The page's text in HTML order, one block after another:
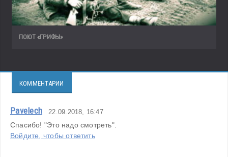
ПОЮТ «ГРИФЫ»
КОММЕНТАРИИ
Pavelech 22.09.2018, 16:47
Спасибо! "Это надо смотреть".
Войдите, чтобы ответить